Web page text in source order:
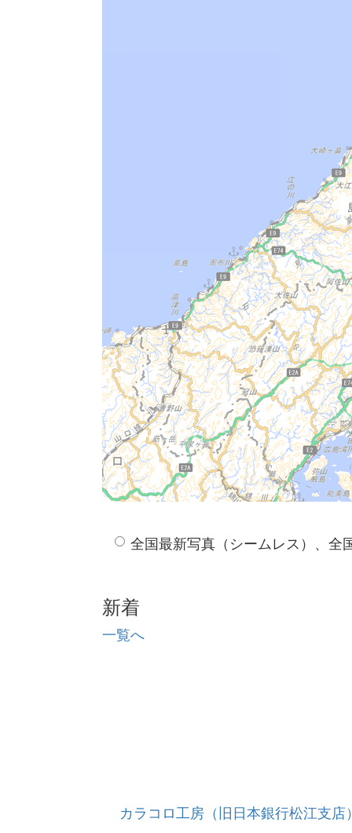
全国最新写真（シームレス）、全
新着
一覧へ
カラコロ工房（旧日本銀行松江支店